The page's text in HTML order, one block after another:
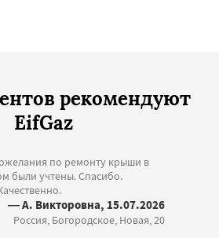
рекомендуют
EifGaz
по ремонту крыши в
были учтены. Спасибо.
— А. Викторовна, 15.07.2026
Россия, Богородское, Новая, 20